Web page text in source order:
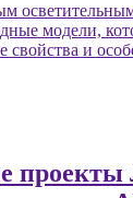
модели,
свойства и
проекты